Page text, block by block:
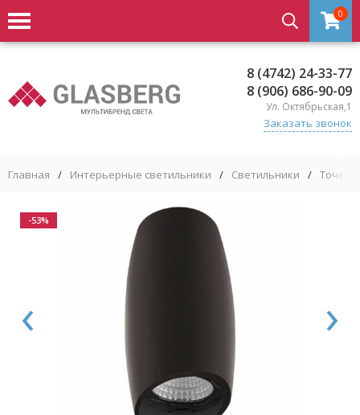
0
8 (4742) 24-33-77
8 (906) 686-90-09
Ул. Октябрьская,1
Заказать звонок
Главная / Интерьерные светильники / Светильники /
-53%
‹ ›